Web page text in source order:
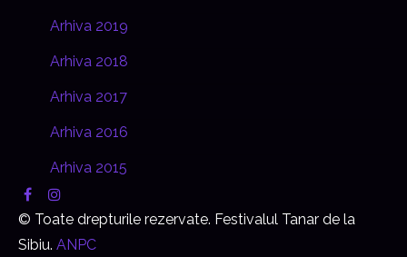
Arhiva 2019
Arhiva 2018
Arhiva 2017
Arhiva 2016
Arhiva 2015
© Toate drepturile rezervate. Festivalul Tanar de la
Sibiu. ANPC